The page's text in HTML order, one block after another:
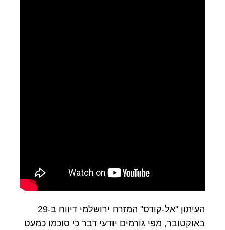
העיתון "אל-קודס" המזרח ירושלמי דיווח ב-29
באוקטובר, מפי גורמים יודעי דבר כי סוכמו כמעט